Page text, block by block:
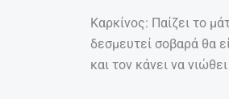
Καρκίνος: Παίζει το
δεσμευτεί σοβαρά θα
και τον κάνει να